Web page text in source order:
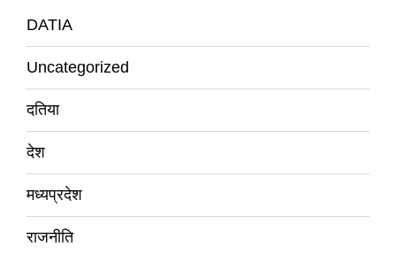
DATIA
Uncategorized
दतिया
देश
मध्यप्रदेश
राजनीति